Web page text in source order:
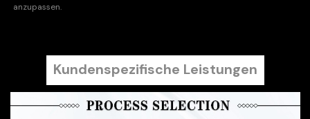
anzupassen.
Kundenspezifische Leistungen